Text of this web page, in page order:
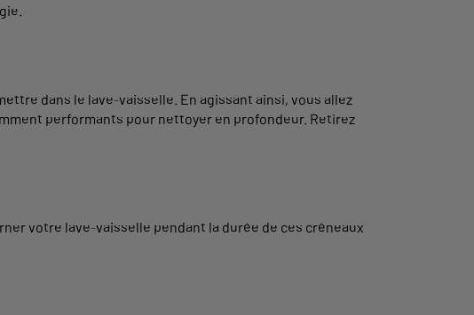
dans le lave-vaisselle. En agissant ainsi, vous allez
performants pour nettoyer en profondeur. Retirez
votre lave-vaisselle pendant la durée de ces créneaux